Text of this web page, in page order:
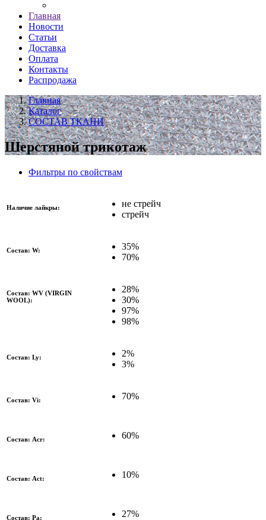
Главная
Новости
Статьи
Доставка
Оплата
Контакты
Распродажа
Главная
Каталог
СОСТАВ ТКАНИ
Шерстяной трикотаж
Фильтры по свойствам
Наличие лайкры:
не стрейч
стрейч
Состав: W:
35%
70%
Состав: WV (VIRGIN
WOOL):
28%
30%
97%
98%
Состав: Ly:
2%
3%
Состав: Vi: 70%
Состав: Acr: 60%
Состав: Act: 10%
Состав: Pa:
27%